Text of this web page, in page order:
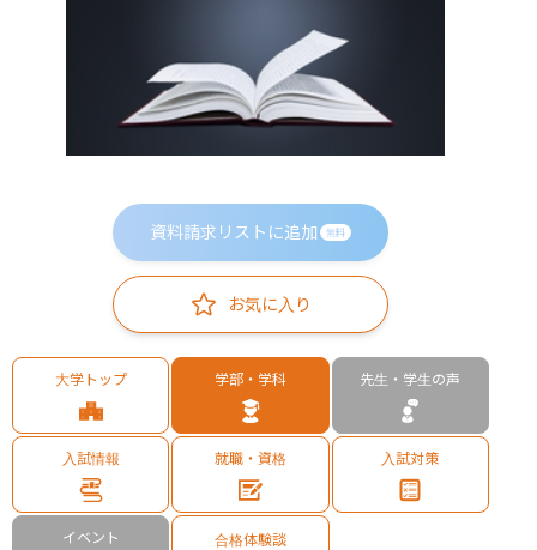
資料請求リストに追加 無料
お気に入り
大学トップ 学部・学科 先生・学生の声
入試情報 就職・資格 入試対策
イベント 合格体験談